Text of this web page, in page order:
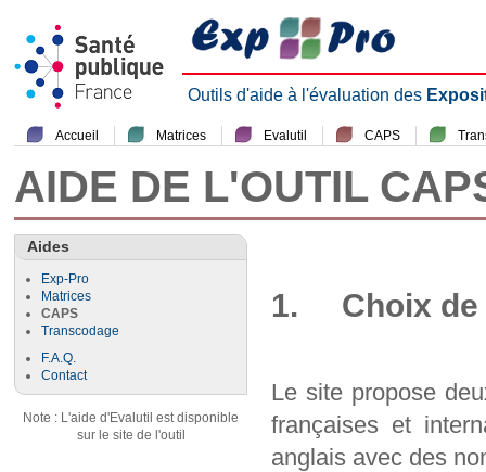
Outils d'aide à l'évaluation des
Accueil Matrices Evalutil CAPS
AIDE DE L'OUTIL
Aides
Exp-Pro
Matrices
CAPS
Transcodage
F.A.Q.
Contact
Note : L'aide d'Evalutil est disponible
sur le site de l'outil
1. Choix de
Le site propose
françaises et
anglais avec des